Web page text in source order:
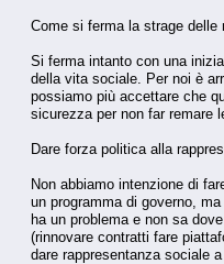
Come si ferma la strage delle
Si ferma intanto con una
della vita sociale. Per noi è
possiamo più accettare che
sicurezza per non far remare
Dare forza politica alla
Non abbiamo intenzione di
un programma di governo,
ha un problema e non sa
(rinnovare contratti fare
dare rappresentanza sociale